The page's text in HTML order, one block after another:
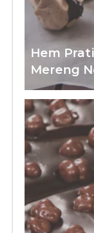
Hem
Mereng